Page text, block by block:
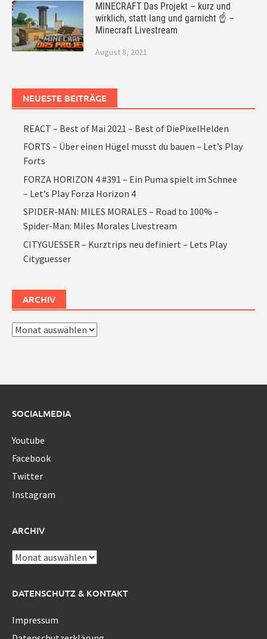
MINECRAFT Das Projekt – kurz und
wirklich, statt lang und garnicht ☝ –
Minecraft Livestream
August 8, 2021
NEUESTE BEITRÄGE
REACT – Best of Mai 2021 – Best of DiePixelHelden
FORTS – Über einen Hügel musst du bauen – Let’s Play
Forts
FORZA HORIZON 4 #391 – Ein Puma spielt im Schnee
– Let’s Play Forza Horizon 4
SPIDER-MAN: MILES MORALES – Road to 100% –
Spider-Man: Miles Morales Livestream
CITYGUESSER – Kurztrips neu definiert – Lets Play
Cityguesser
ARCHIV
Archiv
SOCIALMEDIA
Youtube
Facebook
Twitter
Instagram
ARCHIV
Archiv
DATENSCHUTZ & KONTAKT
Impressum